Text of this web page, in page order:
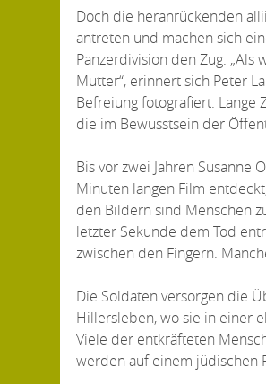
Doch die heranrückenden
antreten und machen sich
Panzerdivision den Zug.
Mutter“, erinnert sich Peter
Befreiung fotografiert. Lange
die im Bewusstsein der
Bis vor zwei Jahren
Minuten langen Film
den Bildern sind Menschen
letzter Sekunde dem Tod
zwischen den Fingern.
Die Soldaten versorgen die
Hillersleben, wo sie in einer
Viele der entkräfteten
werden auf einem jüdischen